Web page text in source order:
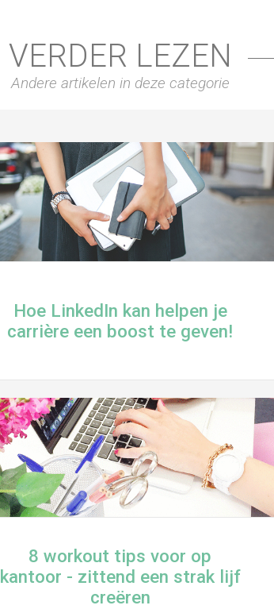
VERDER LEZEN
Andere artikelen in deze categorie
Hoe LinkedIn kan helpen je
carrière een boost te geven!
8 workout tips voor op
kantoor - zittend een strak lijf
creëren